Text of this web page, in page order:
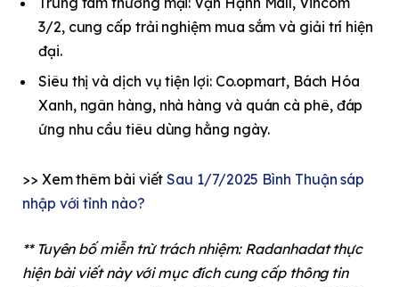
3/2, cung cấp trải nghiệm mua sắm và giải trí hiện
đại.
Siêu thị và dịch vụ tiện lợi: Co.opmart, Bách Hóa
Xanh, ngân hàng, nhà hàng và quán cà phê, đáp
ứng nhu cầu tiêu dùng hằng ngày.
>> Xem thêm bài viếtSau 1/7/2025 Bình Thuận sáp
nhập với tỉnh nào?
** Tuyên bố miễn trừ trách nhiệm: Radanhadat thực
hiện bài viết này với mục đích cung cấp thông tin